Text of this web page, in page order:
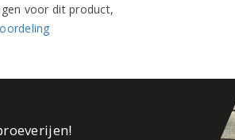
voor dit product,